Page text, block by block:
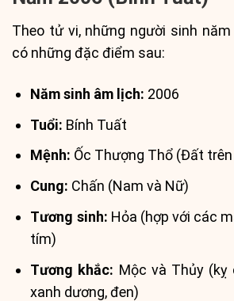
Theo tử vi, những người sinh
có những đặc điểm sau:
Năm sinh âm lịch: 2006
Tuổi: Bính Tuất
Mệnh: Ốc Thượng Thổ (Đất
Cung: Chấn (Nam và Nữ)
Tương sinh: Hỏa (hợp với các
tím)
Tương khắc: Mộc và Thủy (kỵ
xanh dương, đen)